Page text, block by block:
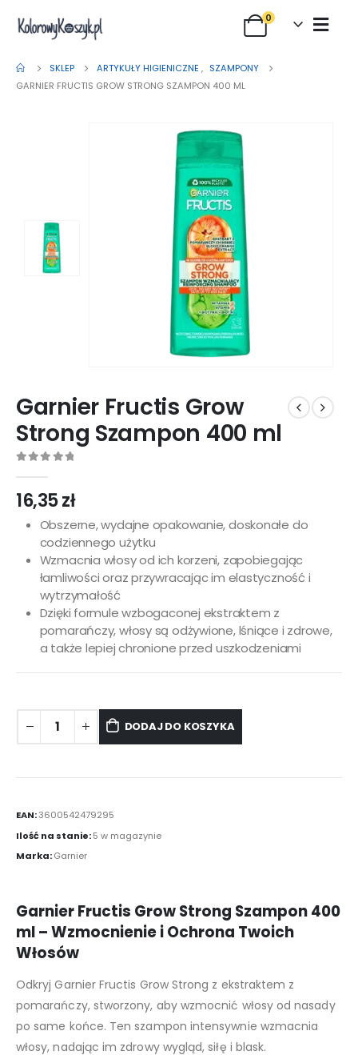
0
SKLEP ARTYKUŁY HIGIENICZNE , SZAMPONY
GARNIER FRUCTIS GROW STRONG SZAMPON 400 ML
Garnier Fructis Grow
Strong Szampon 400 ml
16,35zł
Obszerne, wydajne opakowanie, doskonałe do
codziennego użytku
Wzmacnia włosy od ich korzeni, zapobiegając
łamliwości oraz przywracając im elastyczność i
wytrzymałość
Dzięki formule wzbogaconej ekstraktem z
pomarańczy, włosy są odżywione, lśniące i zdrowe,
a także lepiej chronione przed uszkodzeniami
DODAJ DO KOSZYKA
EAN:3600542479295
Ilość na stanie:5 w magazynie
Marka:Garnier
Garnier Fructis Grow Strong Szampon 400
ml – Wzmocnienie i Ochrona Twoich
Włosów
Odkryj Garnier Fructis Grow Strong z ekstraktem z
pomarańczy, stworzony, aby wzmocnić włosy od nasady
po same końce. Ten szampon intensywnie wzmacnia
włosy, nadając im zdrowy wygląd, siłę i blask.